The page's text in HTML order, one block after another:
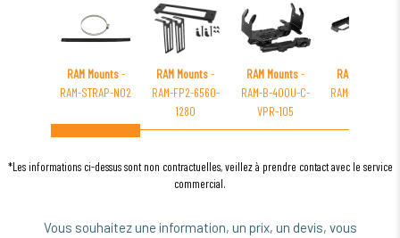
RAM Mounts-
RAM-STRAP-NO2
RAM Mounts-
RAM-FP2-6560-
1280
RAM Mounts-
RAM-B-400U-C-
VPR-105
RAM Mounts
RAM-VC-LEG-113
*Les informations ci-dessus sont non contractuelles, veillez à prendre contact avec le service
commercial.
Vous souhaitez une information, un prix, un devis, vous